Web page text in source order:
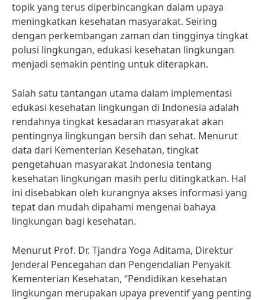
topik yang terus diperbincangkan dalam upaya
meningkatkan kesehatan masyarakat. Seiring
dengan perkembangan zaman dan tingginya tingkat
polusi lingkungan, edukasi kesehatan lingkungan
menjadi semakin penting untuk diterapkan.
Salah satu tantangan utama dalam implementasi
edukasi kesehatan lingkungan di Indonesia adalah
rendahnya tingkat kesadaran masyarakat akan
pentingnya lingkungan bersih dan sehat. Menurut
data dari Kementerian Kesehatan, tingkat
pengetahuan masyarakat Indonesia tentang
kesehatan lingkungan masih perlu ditingkatkan. Hal
ini disebabkan oleh kurangnya akses informasi yang
tepat dan mudah dipahami mengenai bahaya
lingkungan bagi kesehatan.
Menurut Prof. Dr. Tjandra Yoga Aditama, Direktur
Jenderal Pencegahan dan Pengendalian Penyakit
Kementerian Kesehatan, “Pendidikan kesehatan
lingkungan merupakan upaya preventif yang penting